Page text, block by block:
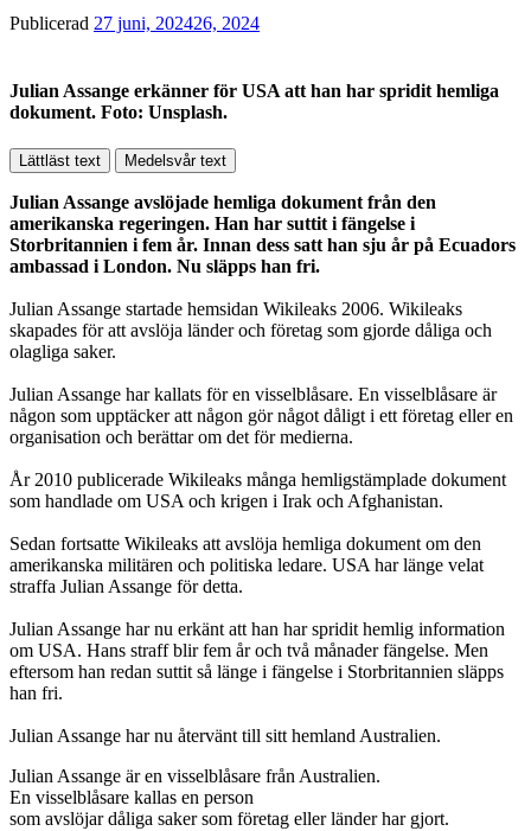
Publicerad 27 juni, 202426, 2024
Julian Assange erkänner för USA att han har spridit hemliga
dokument. Foto: Unsplash.
Lättläst text Medelsvår text
Julian Assange avslöjade hemliga dokument från den
amerikanska regeringen. Han har suttit i fängelse i
Storbritannien i fem år. Innan dess satt han sju år på Ecuadors
ambassad i London. Nu släpps han fri.
Julian Assange startade hemsidan Wikileaks 2006. Wikileaks
skapades för att avslöja länder och företag som gjorde dåliga och
olagliga saker.
Julian Assange har kallats för en visselblåsare. En visselblåsare är
någon som upptäcker att någon gör något dåligt i ett företag eller en
organisation och berättar om det för medierna.
År 2010 publicerade Wikileaks många hemligstämplade dokument
som handlade om USA och krigen i Irak och Afghanistan.
Sedan fortsatte Wikileaks att avslöja hemliga dokument om den
amerikanska militären och politiska ledare. USA har länge velat
straffa Julian Assange för detta.
Julian Assange har nu erkänt att han har spridit hemlig information
om USA. Hans straff blir fem år och två månader fängelse. Men
eftersom han redan suttit så länge i fängelse i Storbritannien släpps
han fri.
Julian Assange har nu återvänt till sitt hemland Australien.
Julian Assange är en visselblåsare från Australien.
En visselblåsare kallas en person
som avslöjar dåliga saker som företag eller länder har gjort.